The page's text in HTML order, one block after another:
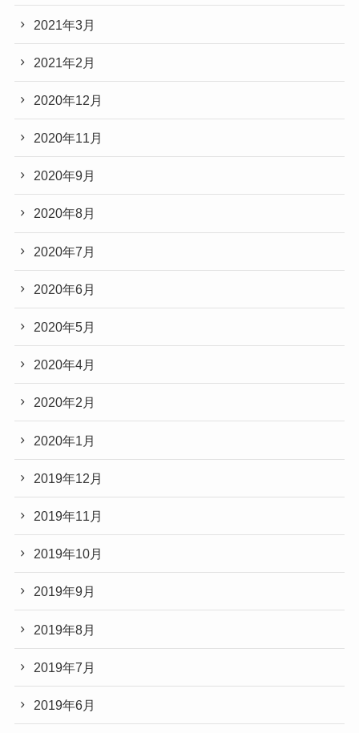
2021年3月
2021年2月
2020年12月
2020年11月
2020年9月
2020年8月
2020年7月
2020年6月
2020年5月
2020年4月
2020年2月
2020年1月
2019年12月
2019年11月
2019年10月
2019年9月
2019年8月
2019年7月
2019年6月